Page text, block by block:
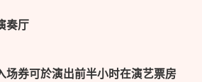
奏厅
场券可於演出前半小时在演艺票房